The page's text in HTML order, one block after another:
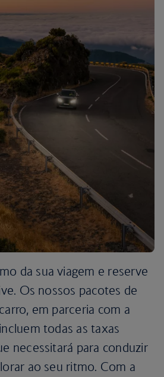
da sua viagem e reserve
Os nossos pacotes de
em parceria com a
todas as taxas
necessitará para conduzir
ao seu ritmo. Com a